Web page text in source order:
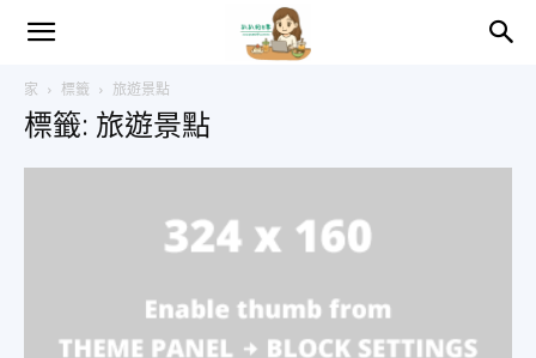
家 標籤 旅遊景點
標籤: 旅遊景點